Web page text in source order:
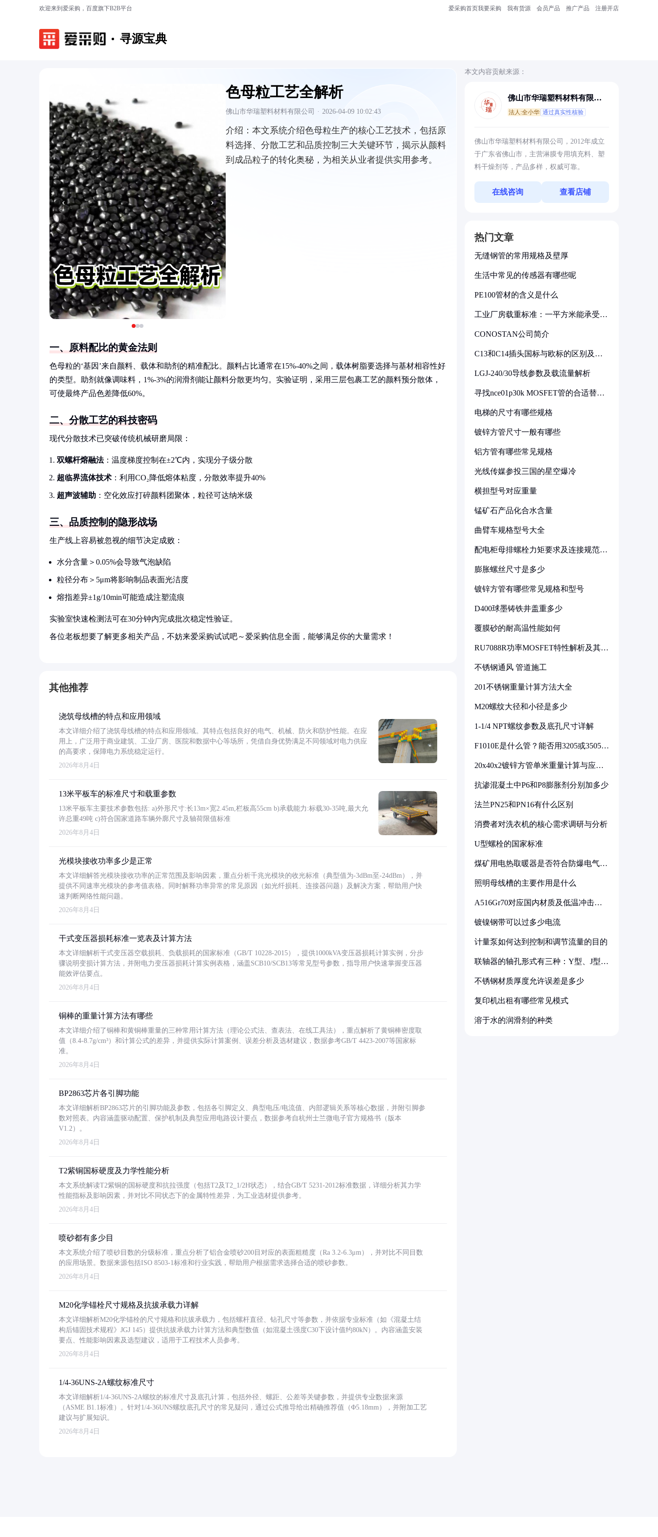
欢迎来到爱采购，百度旗下B2B平台 爱采购首页我要采购 我有货源 会员产品 推广产品 注册开店
寻源宝典
‹ ›
色母粒工艺全解析
佛山市华瑞塑料材料有限公司 · 2026-04-09 10:02:43
介绍： 本文系统介绍色母粒生产的核心工艺技术，包括原
料选择、分散工艺和品质控制三大关键环节，揭示从颜料
到成品粒子的转化奥秘，为相关从业者提供实用参考。
一、原料配比的黄金法则
色母粒的‘基因’来自颜料、载体和助剂的精准配比。颜料占比通常在15%-40%之间，载体树脂要选择与基材相容性好
的类型。助剂就像调味料，1%-3%的润滑剂能让颜料分散更均匀。实验证明，采用三层包裹工艺的颜料预分散体，
可使最终产品色差降低60%。
二、分散工艺的科技密码
现代分散技术已突破传统机械研磨局限：
双螺杆熔融法：温度梯度控制在±2℃内，实现分子级分散
超临界流体技术 ：利用CO₂降低熔体粘度，分散效率提升40%
超声波辅助 ：空化效应打碎颜料团聚体，粒径可达纳米级
三、品质控制的隐形战场
生产线上容易被忽视的细节决定成败：
水分含量＞0.05%会导致气泡缺陷
粒径分布＞5μm将影响制品表面光洁度
熔指差异±1g/10min可能造成注塑流痕
实验室快速检测法可在30分钟内完成批次稳定性验证。
各位老板想要了解更多相关产品，不妨来爱采购试试吧～爱采购信息全面，能够满足你的大量需求！
其他推荐
浇筑母线槽的特点和应用领域
本文详细介绍了浇筑母线槽的特点和应用领域。其特点包括良好的电气、机械、防火和防护性能。在应
用上，广泛用于商业建筑、工业厂房、医院和数据中心等场所，凭借自身优势满足不同领域对电力供应
的高要求，保障电力系统稳定运行。
2026年8月4日
13米平板车的标准尺寸和载重参数
13米平板车主要技术参数包括: a)外形尺寸:长13m×宽2.45m,栏板高55cm b)承载能力:标载30-35吨,最大允
许总重49吨 c)符合国家道路车辆外廓尺寸及轴荷限值标准
2026年8月4日
光模块接收功率多少是正常
本文详细解答光模块接收功率的正常范围及影响因素，重点分析千兆光模块的收光标准（典型值为-3dBm至-24dBm），并
提供不同速率光模块的参考值表格。同时解释功率异常的常见原因（如光纤损耗、连接器问题）及解决方案，帮助用户快
速判断网络性能问题。
2026年8月4日
干式变压器损耗标准一览表及计算方法
本文详细解析干式变压器空载损耗、负载损耗的国家标准（GB/T 10228-2015），提供1000kVA变压器损耗计算实例，分步
骤说明变损计算方法，并附电力变压器损耗计算实例表格，涵盖SCB10/SCB13等常见型号参数，指导用户快速掌握变压器
能效评估要点。
2026年8月4日
铜棒的重量计算方法有哪些
本文详细介绍了铜棒和黄铜棒重量的三种常用计算方法（理论公式法、查表法、在线工具法），重点解析了黄铜棒密度取
值（8.4-8.7g/cm³）和计算公式的差异，并提供实际计算案例、误差分析及选材建议，数据参考GB/T 4423-2007等国家标
准。
2026年8月4日
BP2863芯片各引脚功能
本文详细解析BP2863芯片的引脚功能及参数，包括各引脚定义、典型电压/电流值、内部逻辑关系等核心数据，并附引脚参
数对照表。内容涵盖驱动配置、保护机制及典型应用电路设计要点，数据参考自杭州士兰微电子官方规格书（版本
V1.2）。
2026年8月4日
T2紫铜国标硬度及力学性能分析
本文系统解读T2紫铜的国标硬度和抗拉强度（包括T2及T2_1/2H状态），结合GB/T 5231-2012标准数据，详细分析其力学
性能指标及影响因素，并对比不同状态下的金属特性差异，为工业选材提供参考。
2026年8月4日
喷砂都有多少目
本文系统介绍了喷砂目数的分级标准，重点分析了铝合金喷砂200目对应的表面粗糙度（Ra 3.2-6.3μm），并对比不同目数
的应用场景。数据来源包括ISO 8503-1标准和行业实践，帮助用户根据需求选择合适的喷砂参数。
2026年8月4日
M20化学锚栓尺寸规格及抗拔承载力详解
本文详细解析M20化学锚栓的尺寸规格和抗拔承载力，包括螺杆直径、钻孔尺寸等参数，并依据专业标准（如《混凝土结
构后锚固技术规程》JGJ 145）提供抗拔承载力计算方法和典型数值（如混凝土强度C30下设计值约80kN）。内容涵盖安装
要点、性能影响因素及选型建议，适用于工程技术人员参考。
2026年8月4日
1/4-36UNS-2A螺纹标准尺寸
本文详细解析1/4-36UNS-2A螺纹的标准尺寸及底孔计算，包括外径、螺距、公差等关键参数，并提供专业数据来源
（ASME B1.1标准）。针对1/4-36UNS螺纹底孔尺寸的常见疑问，通过公式推导给出精确推荐值（Φ5.18mm），并附加工艺
建议与扩展知识。
2026年8月4日
本文内容贡献来源：
佛山市华瑞塑料材料有限公
法人:全小华 通过真实性核验
佛山市华瑞塑料材料有限公司，2012年成立
于广东省佛山市，主营淋膜专用填充料、塑
料干燥剂等，产品多样，权威可靠。
在线咨询 查看店铺
热门文章
无缝钢管的常用规格及壁厚
生活中常见的传感器有哪些呢
PE100管材的含义是什么
工业厂房载重标准：一平方米能承受多
CONOSTAN公司简介
C13和C14插头国标与欧标的区别及其
LGJ-240/30导线参数及载流量解析
寻找nce01p30k MOSFET管的合适替代
电梯的尺寸有哪些规格
镀锌方管尺寸一般有哪些
铝方管有哪些常见规格
光线传媒参投三国的星空爆冷
横担型号对应重量
锰矿石产品化合水含量
曲臂车规格型号大全
配电柜母排螺栓力矩要求及连接规范详
膨胀螺丝尺寸是多少
镀锌方管有哪些常见规格和型号
D400球墨铸铁井盖重多少
覆膜砂的耐高温性能如何
RU7088R功率MOSFET特性解析及其在
不锈钢通风 管道施工
201不锈钢重量计算方法大全
M20螺纹大径和小径是多少
1-1/4 NPT螺纹参数及底孔尺寸详解
F1010E是什么管？能否用3205或3505代
20x40x2镀锌方管单米重量计算与应用
抗渗混凝土中P6和P8膨胀剂分别加多少
法兰PN25和PN16有什么区别
消费者对洗衣机的核心需求调研与分析
U型螺栓的国家标准
煤矿用电热取暖器是否符合防爆电气设
照明母线槽的主要作用是什么
A516Gr70对应国内材质及低温冲击要
镀镍钢带可以过多少电流
计量泵如何达到控制和调节流量的目的
联轴器的轴孔形式有三种：Y型、J型、
不锈钢材质厚度允许误差是多少
复印机出租有哪些常见模式
溶于水的润滑剂的种类